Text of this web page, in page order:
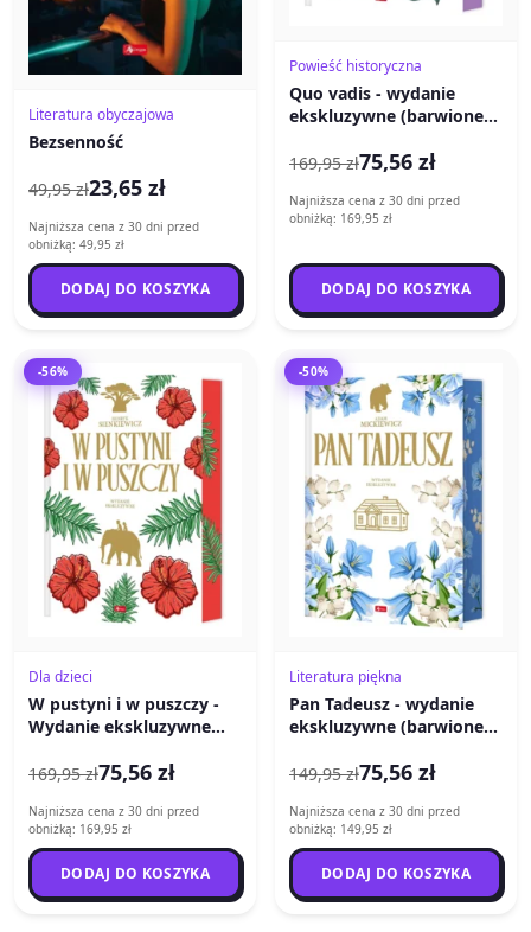
Literatura obyczajowa
Bezsenność
49,95 zł23,65 zł
Najniższa cena z 30 dni przed
obniżką: 49,95 zł
DODAJ DO KOSZYKA
Powieść historyczna
Quo vadis - wydanie
ekskluzywne (barwione
169,95 zł75,56 zł
Najniższa cena z 30 dni przed
obniżką: 169,95 zł
DODAJ DO KOSZYKA
-56%
Dla dzieci
W pustyni i w puszczy -
Wydanie ekskluzywne
169,95 zł75,56 zł
Najniższa cena z 30 dni przed
obniżką: 169,95 zł
DODAJ DO KOSZYKA
-50%
Literatura piękna
Pan Tadeusz - wydanie
ekskluzywne (barwione
149,95 zł75,56 zł
Najniższa cena z 30 dni przed
obniżką: 149,95 zł
DODAJ DO KOSZYKA